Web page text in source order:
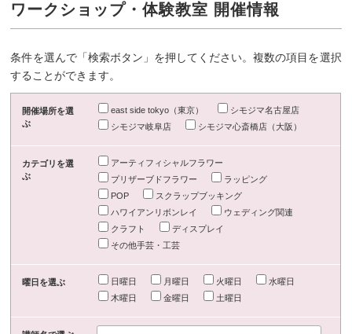
ワークショップ・体験教室 開催情報
条件を選んで「検索ボタン」を押してください。複数の項目を選択
することができます。
開催場所を選
ぶ
east side tokyo（東京）
シモジマ名古屋店
シモジマ岐阜店
シモジマ心斎橋店（大阪）
カテゴリを選
ぶ
アーティフィシャルフラワー
プリザーブドフラワー
ラッピング
POP
スクラップブッキング
ハワイアンリボンレイ
ウェディング関連
クラフト
ディスプレイ
その他手芸・工芸
曜日を選ぶ 日曜日 月曜日 火曜日
水曜日
木曜日
金曜日 土曜日